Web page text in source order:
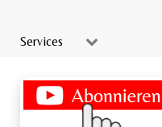
Services